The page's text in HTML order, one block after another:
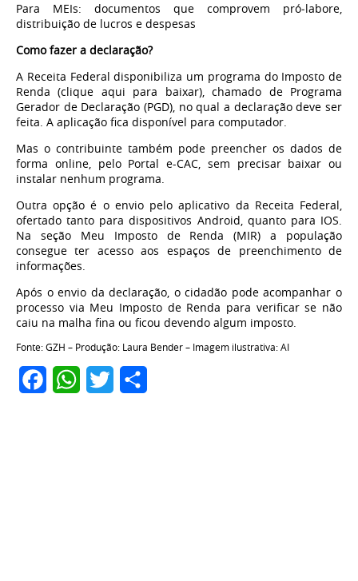
Para MEIs: documentos que comprovem pró‑labore,
distribuição de lucros e despesas
Como fazer a declaração?
A Receita Federal disponibiliza um programa do Imposto de
Renda (clique aqui para baixar), chamado de Programa
Gerador de Declaração (PGD), no qual a declaração deve ser
feita. A aplicação fica disponível para computador.
Mas o contribuinte também pode preencher os dados de
forma online, pelo Portal e-CAC, sem precisar baixar ou
instalar nenhum programa.
Outra opção é o envio pelo aplicativo da Receita Federal,
ofertado tanto para dispositivos Android, quanto para IOS.
Na seção Meu Imposto de Renda (MIR) a população
consegue ter acesso aos espaços de preenchimento de
informações.
Após o envio da declaração, o cidadão pode acompanhar o
processo via Meu Imposto de Renda para verificar se não
caiu na malha fina ou ficou devendo algum imposto.
Fonte: GZH – Produção: Laura Bender – Imagem ilustrativa: AI
FacebookWhatsApp
Twitter